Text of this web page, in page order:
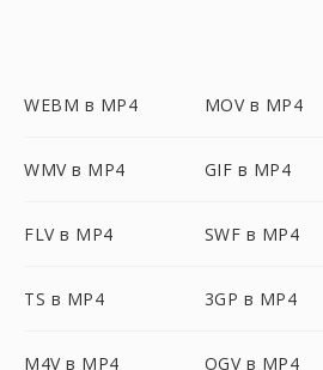
WEBM в MP4 MOV в MP4
WMV в MP4 GIF в MP4
FLV в MP4 SWF в MP4
TS в MP4 3GP в MP4
M4V в MP4 OGV в MP4